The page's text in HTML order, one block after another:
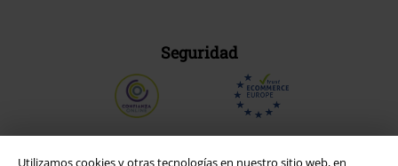
Utilizamos cookies y otras tecnologías en nuestro sitio web, en
Seguridad